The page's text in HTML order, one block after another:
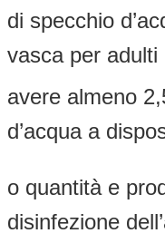
di specchio
vasca per
avere almeno
d’acqua a
o quantità e
disinfezione